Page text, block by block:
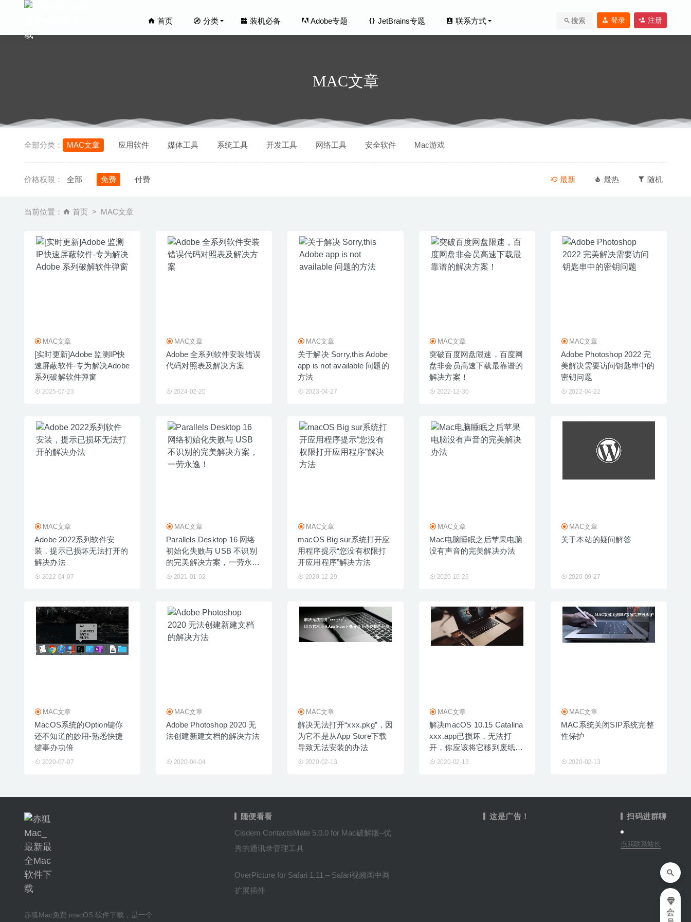
首页 分类 装机必备 Adobe专题 JetBrains专题 联系方式 搜索 登录 注册
MAC文章
全部分类： MAC文章 应用软件 媒体工具 系统工具 开发工具 网络工具 安全软件 Mac游戏
价格权限： 全部 免费 付费 最新 最热 随机
当前位置： 首页 MAC文章
MAC文章
[实时更新]Adobe 监测IP快
速屏蔽软件-专为解决Adobe
系列破解软件弹窗
2025-07-23
MAC文章
Adobe 全系列软件安装错误
代码对照表及解决方案
2024-02-20
MAC文章
关于解决 Sorry,this Adobe
app is not available 问题的
方法
2023-04-27
MAC文章
突破百度网盘限速，百度网
盘非会员高速下载最靠谱的
解决方案！
2022-12-30
MAC文章
Adobe Photoshop 2022 完
美解决需要访问钥匙串中的
密钥问题
2022-04-22
MAC文章
Adobe 2022系列软件安
装，提示已损坏无法打开的
解决办法
2022-04-07
MAC文章
Parallels Desktop 16 网络
初始化失败与 USB 不识别
的完美解决方案，一劳永
逸！2021-01-02
MAC文章
macOS Big sur系统打开应
用程序提示“您没有权限打
开应用程序”解决方法
2020-12-29
MAC文章
Mac电脑睡眠之后苹果电脑
没有声音的完美解决办法
2020-10-26
MAC文章
关于本站的疑问解答
2020-09-27
MAC文章
MacOS系统的Option键你
还不知道的妙用-熟悉快捷
键事办功倍
2020-07-07
MAC文章
Adobe Photoshop 2020 无
法创建新建文档的解决方法
2020-04-04
MAC文章
解决无法打开“xxx.pkg”，因
为它不是从App Store下载
导致无法安装的办法
2020-02-13
MAC文章
解决macOS 10.15 Catalina
xxx.app已损坏，无法打
开，你应该将它移到废纸篓
的办法
2020-02-13
MAC文章
MAC系统关闭SIP系统完整
性保护
2020-02-13
赤狐Mac免费 macOS 软件下载 ，是一个
随便看看
Cisdem ContactsMate 5.0.0 for Mac破解版–优
秀的通讯录管理工具
OverPicture for Safari 1.11 – Safari视频画中画
扩展插件
这是广告！ 扫码进群聊
点我联系站长
会